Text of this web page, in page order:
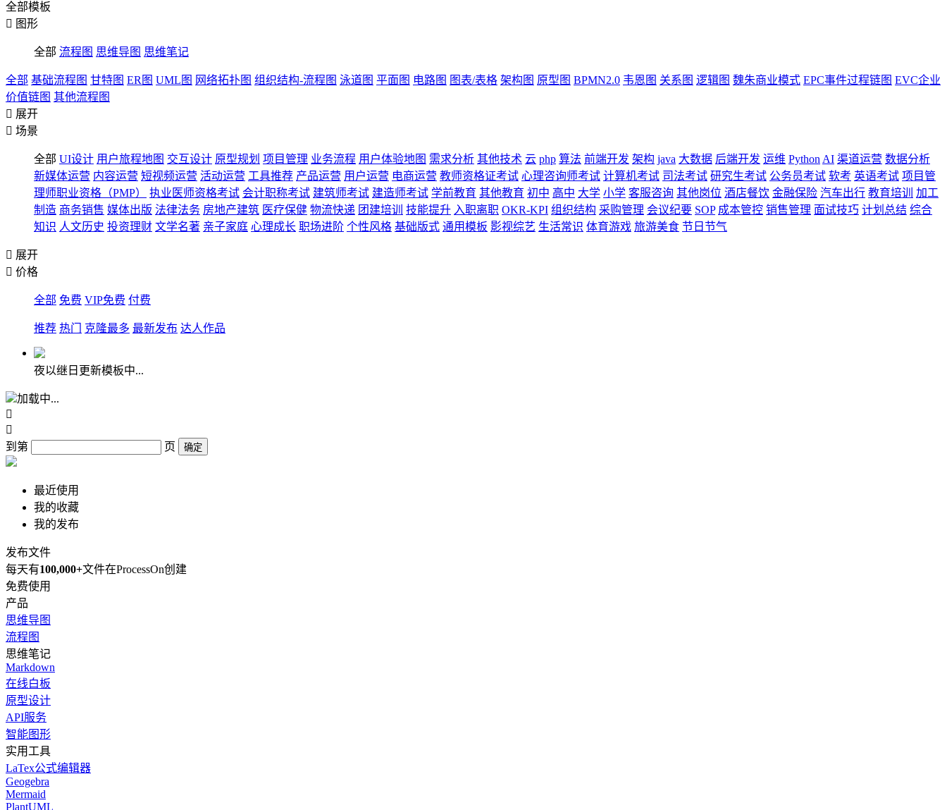
全部模板
 图形
全部 流程图 思维导图 思维笔记
全部 基础流程图 甘特图 ER图 UML图 网络拓扑图 组织结构-流程图 泳道图 平面图 电路图 图表/表格 架构图 原型图 BPMN2.0 韦恩图 关系图 逻辑图 魏朱商业模式 EPC事件过程链图 EVC企业
价值链图 其他流程图
 展开
 场景
全部 UI设计 用户旅程地图 交互设计 原型规划 项目管理 业务流程 用户体验地图 需求分析 其他技术 云 php 算法 前端开发 架构 java 大数据 后端开发 运维 Python AI 渠道运营 数据分析
新媒体运营 内容运营 短视频运营 活动运营 工具推荐 产品运营 用户运营 电商运营 教师资格证考试 心理咨询师考试 计算机考试 司法考试 研究生考试 公务员考试 软考 英语考试 项目管
理师职业资格（PMP）
执业医师资格考试 会计职称考试 建筑师考试 建造师考试 学前教育 其他教育 初中 高中 大学 小学 客服咨询 其他岗位 酒店餐饮 金融保险 汽车出行 教育培训
加工
制造 商务销售 媒体出版 法律法务 房地产建筑 医疗保健 物流快递 团建培训 技能提升 入职离职 OKR-KPI 组织结构 采购管理 会议纪要 SOP 成本管控 销售管理 面试技巧 计划总结 综合
知识 人文历史 投资理财 文学名著 亲子家庭 心理成长 职场进阶 个性风格 基础版式 通用模板 影视综艺 生活常识 体育游戏 旅游美食 节日节气
 展开
 价格
全部 免费 VIP免费 付费
推荐 热门 克隆最多 最新发布 达人作品
夜以继日更新模板中...
加载中...


到第
页 确定
最近使用
我的收藏
我的发布
发布文件
每天有100,000+文件在ProcessOn创建
免费使用
产品
思维导图
流程图
思维笔记
Markdown
在线白板
原型设计
API服务
智能图形
实用工具
LaTex公式编辑器
Geogebra
Mermaid
PlantUML